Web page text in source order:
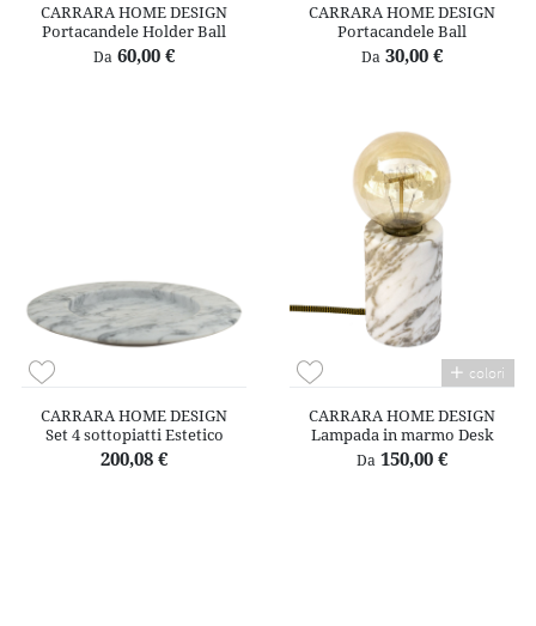
CARRARA HOME DESIGN
Portacandele Holder Ball
Da 60,00 €
CARRARA HOME DESIGN
Portacandele Ball
Da 30,00 €
CARRARA HOME DESIGN
Set 4 sottopiatti Estetico
200,08 €
colori
CARRARA HOME DESIGN
Lampada in marmo Desk
Da 150,00 €